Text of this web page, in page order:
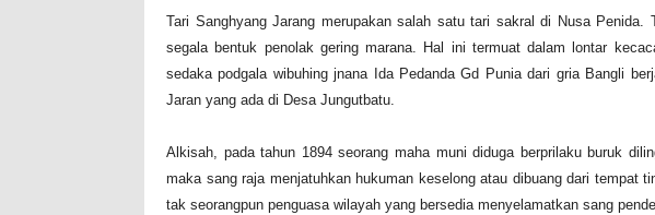
Tari Sanghyang Jarang merupakan salah satu tari sakral di Nusa Penida.
segala bentuk penolak gering marana. Hal ini termuat dalam lontar
sedaka podgala wibuhing jnana Ida Pedanda Gd Punia dari gria Bangli
Jaran yang ada di Desa Jungutbatu.
Alkisah, pada tahun 1894 seorang maha muni diduga berprilaku buruk
maka sang raja menjatuhkan hukuman keselong atau dibuang dari tempat
tak seorangpun penguasa wilayah yang bersedia menyelamatkan sang